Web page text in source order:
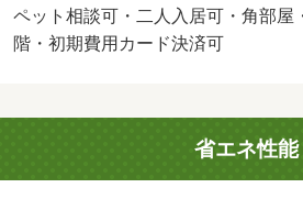
す。・バイク置場：有（無料）・
用 22000円
ペット相談可・二人入居可・角部屋
階・初期費用カード決済可
省エネ性能